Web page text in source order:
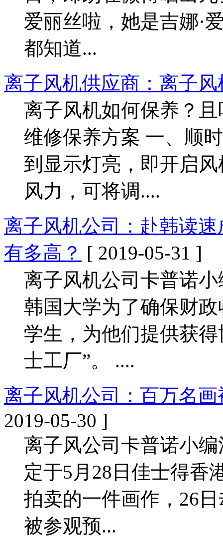
爱丽丝啦，她是吉娜·
都知道...
离子风机供应商：离子
离子风机如何保养？
维修保养方案 一、顺
到显示灯亮，即开启
风力，可将调....
离子风机公司：赴韩读
有多高？ [ 2019-05-31 ]
离子风机公司卡普诺
韩国大学为了确保财
学生，为他们提供获
士工厂”。 ....
离子风机公司：百万名
2019-05-30 ]
离子风公司卡普诺小
定于5月28日佳士得香
拍卖的一件画作，26
被参观预...